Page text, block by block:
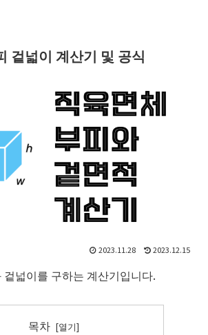
겉넓이 계산기 및 공식
2023.11.28 2023.12.15
넓이를 구하는 계산기입니다.
목차